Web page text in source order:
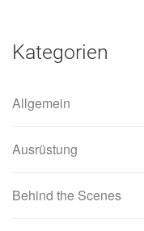
Kategorien
Allgemein
Ausrüstung
Behind the Scenes